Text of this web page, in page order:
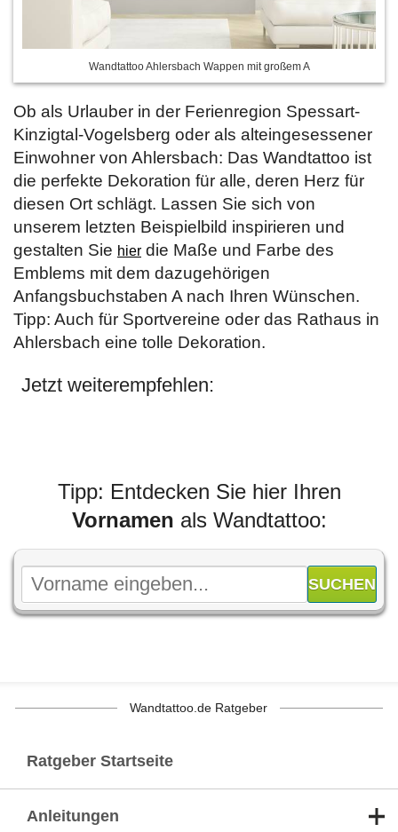
Wandtattoo Ahlersbach Wappen mit großem A
Ob als Urlauber in der Ferienregion Spessart-
Kinzigtal-Vogelsberg oder als alteingesessener
Einwohner von Ahlersbach: Das Wandtattoo ist
die perfekte Dekoration für alle, deren Herz für
diesen Ort schlägt. Lassen Sie sich von
unserem letzten Beispielbild inspirieren und
gestalten Sie hier die Maße und Farbe des
Emblems mit dem dazugehörigen
Anfangsbuchstaben A nach Ihren Wünschen.
Tipp: Auch für Sportvereine oder das Rathaus in
Ahlersbach eine tolle Dekoration.
Jetzt weiterempfehlen:
Tipp: Entdecken Sie hier Ihren
Vornamen als Wandtattoo:
Wandtattoo.de Ratgeber
Ratgeber Startseite
Anleitungen